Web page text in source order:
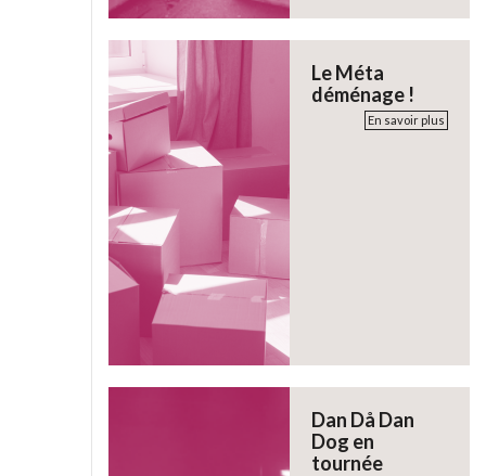
Le Méta
déménage !
En savoir plus
Dan Då Dan
Dog en
tournée